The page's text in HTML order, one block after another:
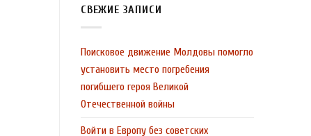
СВЕЖИЕ ЗАПИСИ
Поисковое движение Молдовы помогло
установить место погребения
погибшего героя Великой
Отечественной войны
Войти в Европу без советских